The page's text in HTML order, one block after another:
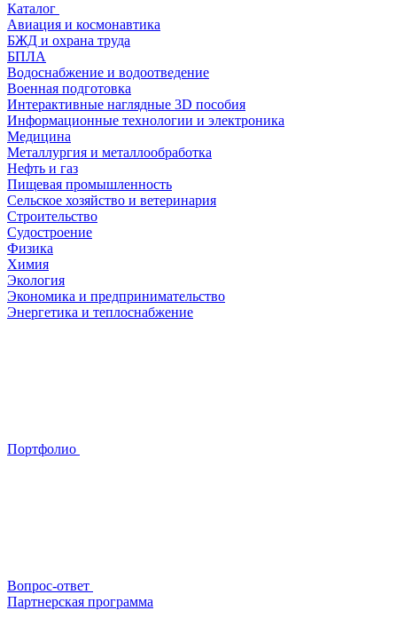
Каталог
Авиация и космонавтика
БЖД и охрана труда
БПЛА
Водоснабжение и водоотведение
Военная подготовка
Интерактивные наглядные 3D пособия
Информационные технологии и электроника
Медицина
Металлургия и металлообработка
Нефть и газ
Пищевая промышленность
Сельское хозяйство и ветеринария
Строительство
Судостроение
Физика
Химия
Экология
Экономика и предпринимательство
Энергетика и теплоснабжение
Портфолио
Вопрос-ответ
Партнерская программа